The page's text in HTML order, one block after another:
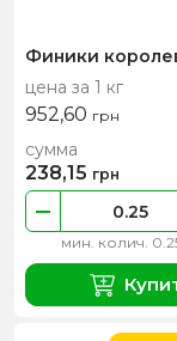
Финики
цена за 1 кг
952,60 грн
мин. колич.
сумма
238,15 грн